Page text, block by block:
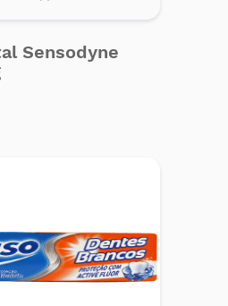
Sensodyne